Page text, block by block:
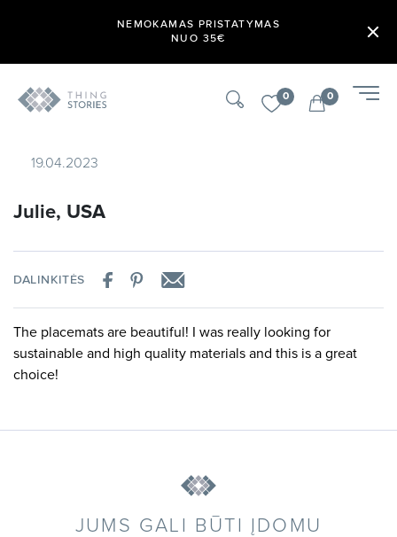
NEMOKAMAS PRISTATYMAS
NUO 35€
0 0
19.04.2023
Julie, USA
DALINKITĖS
The placemats are beautiful! I was really looking for
sustainable and high quality materials and this is a great
choice!
JUMS GALI BŪTI ĮDOMU